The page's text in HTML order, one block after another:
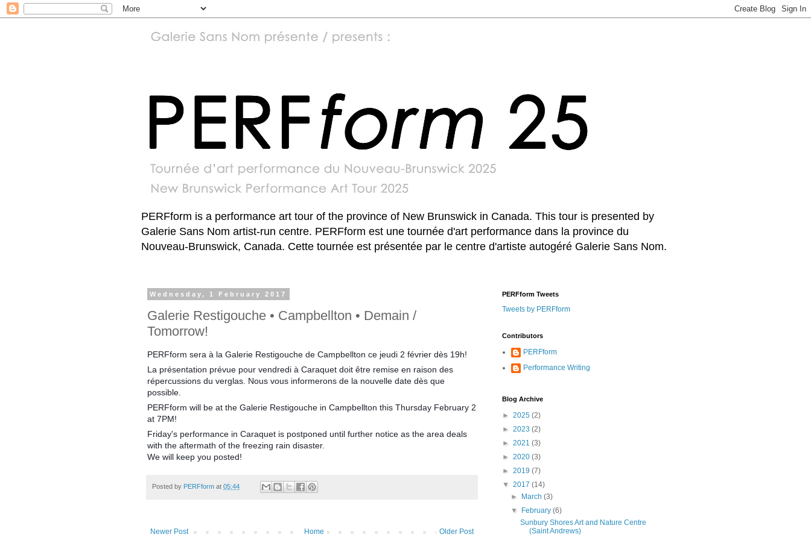
PERFform is a performance art tour of the province of New Brunswick in Canada. This tour is presented by
Galerie Sans Nom artist-run centre. PERFform est une tournée d'art performance dans la province du
Nouveau-Brunswick, Canada. Cette tournée est présentée par le centre d'artiste autogéré Galerie Sans Nom.
Wednesday, 1 February 2017
Galerie Restigouche • Campbellton • Demain /
Tomorrow!
PERFform sera à la Galerie Restigouche de Campbellton ce jeudi 2 février dès 19h!
La présentation prévue pour vendredi à Caraquet doit être remise en raison des
répercussions du verglas. Nous vous informerons de la nouvelle date dès que
possible.
PERFform will be at the Galerie Restigouche in Campbellton this Thursday February 2
at 7PM!
Friday's performance in Caraquet is postponed until further notice as the area deals
with the aftermath of the freezing rain disaster.
We will keep you posted!
Posted by PERFform at 05:44
Newer Post Older Post
Home
PERFform Tweets
Tweets by PERFform
Contributors
PERFform
Performance Writing
Blog Archive
► 2025 (2)
► 2023 (2)
► 2021 (3)
► 2020 (3)
► 2019 (7)
▼ 2017 (14)
►
March(3)
▼
February(6)
Sunbury Shores Art and Nature Centre
(Saint Andrews)